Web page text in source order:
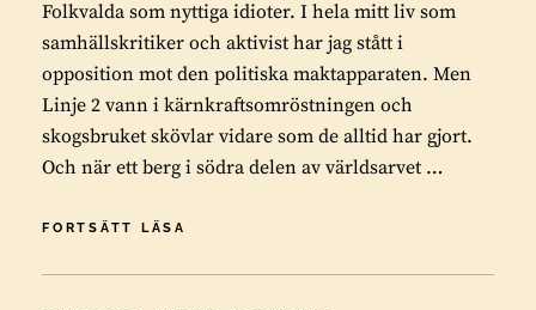
Folkvalda som nyttiga idioter. I hela mitt liv som
samhällskritiker och aktivist har jag stått i
opposition mot den politiska maktapparaten. Men
Linje 2 vann i kärnkraftsomröstningen och
skogsbruket skövlar vidare som de alltid har gjort.
Och när ett berg i södra delen av världsarvet …
FORTSÄTT LÄSA
NYTTIGA